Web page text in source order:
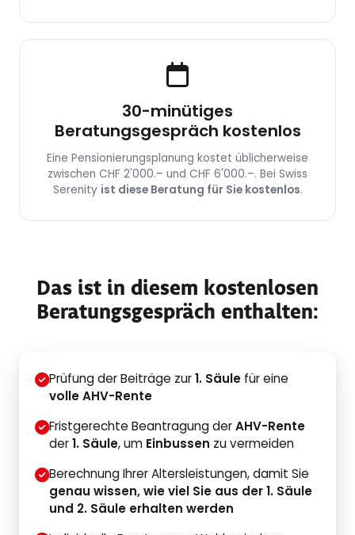
30-minütiges
Beratungsgespräch kostenlos
Eine Pensionierungsplanung kostet üblicherweise
zwischen CHF 2'000.– und CHF 6'000.–. Bei Swiss
Serenity ist diese Beratung für Sie kostenlos.
Das ist in diesem kostenlosen
Beratungsgespräch enthalten:
Prüfung der Beiträge zur1. Säule für eine
volle AHV-Rente
Fristgerechte Beantragung derAHV-Rente
der1. Säule, um Einbussen zu vermeiden
Berechnung Ihrer Altersleistungen, damit Sie
genau wissen, wie viel Sie aus der1. Säule
und 2. Säule erhalten werden